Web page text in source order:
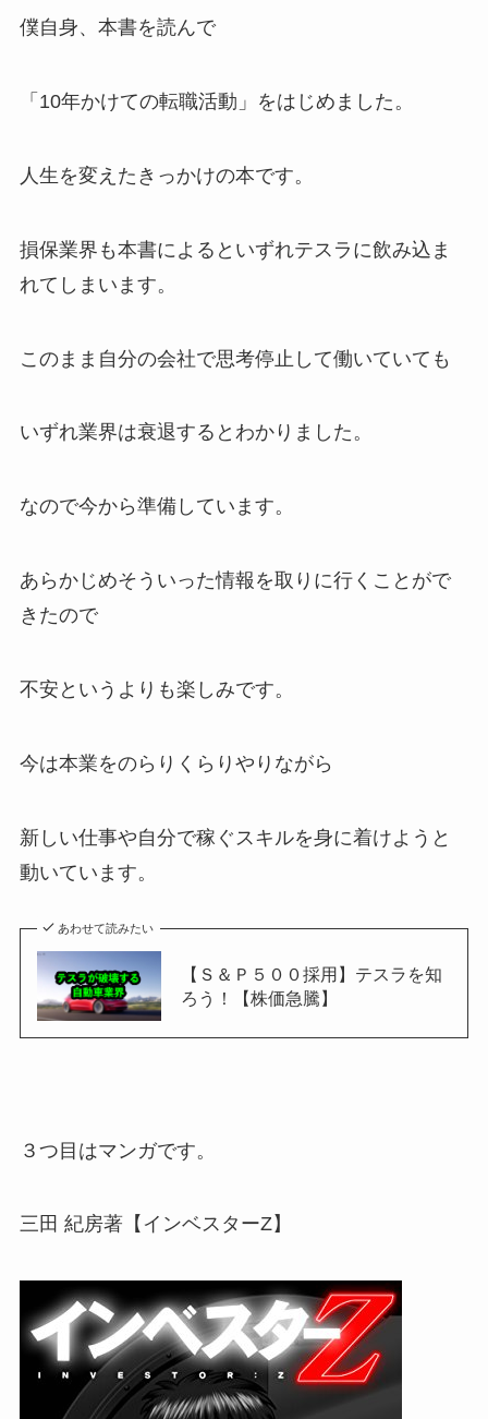
僕自身、本書を読んで
「10年かけての転職活動」をはじめました。
人生を変えたきっかけの本です。
損保業界も本書によるといずれテスラに飲み込ま
れてしまいます。
このまま自分の会社で思考停止して働いていても
いずれ業界は衰退するとわかりました。
なので今から準備しています。
あらかじめそういった情報を取りに行くことがで
きたので
不安というよりも楽しみです。
今は本業をのらりくらりやりながら
新しい仕事や自分で稼ぐスキルを身に着けようと
動いています。
あわせて読みたい
【Ｓ＆Ｐ５００採用】テスラを知
ろう！【株価急騰】
３つ目はマンガです。
三田 紀房著【インベスターZ】